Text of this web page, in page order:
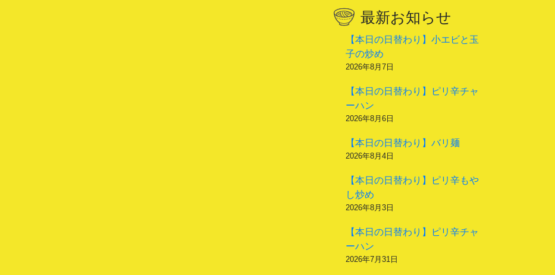
最新お知らせ
【本日の日替わり】小エビと玉
子の炒め
2026年8月7日
【本日の日替わり】ピリ辛チャ
ーハン
2026年8月6日
【本日の日替わり】バリ麺
2026年8月4日
【本日の日替わり】ピリ辛もや
し炒め
2026年8月3日
【本日の日替わり】ピリ辛チャ
ーハン
2026年7月31日